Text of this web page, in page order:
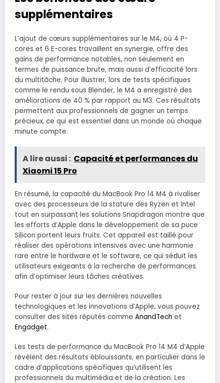
supplémentaires
L’ajout de cœurs supplémentaires sur le M4, où 4 P-
cores et 6 E-cores travaillent en synergie, offre des
gains de performance notables, non seulement en
termes de puissance brute, mais aussi d’efficacité lors
du multitâche. Pour illustrer, lors de tests spécifiques
comme le rendu sous Blender, le M4 a enregistré des
améliorations de 40 % par rapport au M3. Ces résultats
permettent aux professionnels de gagner un temps
précieux, ce qui est essentiel dans un monde où chaque
minute compte.
A lire aussi : Capacité et performances du
Xiaomi 15 Pro
En résumé, la capacité du MacBook Pro 14 M4 à rivaliser
avec des processeurs de la stature des Ryzen et Intel
tout en surpassant les solutions Snapdragon montre que
les efforts d’Apple dans le développement de sa puce
Silicon portent leurs fruits. Cet appareil est taillé pour
réaliser des opérations intensives avec une harmonie
rare entre le hardware et le software, ce qui séduit les
utilisateurs exigeants à la recherche de performances
afin d’optimiser leurs tâches créatives.
Pour rester à jour sur les dernières nouvelles
technologiques et les innovations d’Apple, vous pouvez
consulter des sites réputés comme AnandTech et
Engadget.
Les tests de performance du MacBook Pro 14 M4 d’Apple
révèlent des résultats éblouissants, en particulier dans le
cadre d’applications spécifiques qu’utilisent les
professionnels du multimédia et de la création. Les